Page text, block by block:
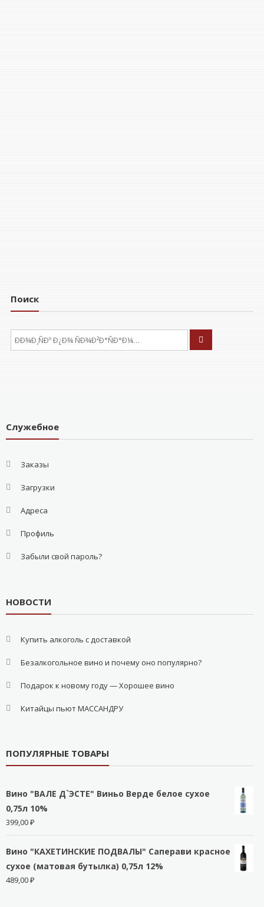
Поиск
ÐÑÐºÐ°ÑÑ:
Служебное
Заказы
Загрузки
Адреса
Профиль
Забыли свой пароль?
НОВОСТИ
Купить алкоголь с доставкой
Безалкогольное вино и почему оно популярно?
Подарок к новому году — Хорошее вино
Китайцы пьют МАССАНДРУ
ПОПУЛЯРНЫЕ ТОВАРЫ
Вино "ВАЛЕ Д`ЭСТЕ" Виньо Верде белое сухое
0,75л 10%
399,00₽
Вино "КАХЕТИНСКИЕ ПОДВАЛЫ" Саперави красное
сухое (матовая бутылка) 0,75л 12%
489,00₽